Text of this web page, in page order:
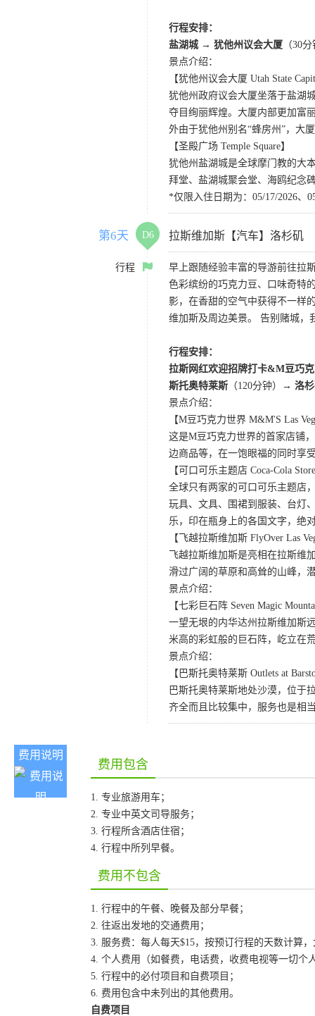
行程安排：
盐湖城 → 犹他州议会大厦 （30
景点介绍：
【犹他州议会大厦 Utah State
犹他州政府议会大厦坐落于盐湖
夺目绚丽辉煌。大厦内部更加富
外由于犹他州别名“蜂房州”，大
【圣殿广场 Temple Square】
犹他州盐湖城是全球摩门教的大
拜堂、盐湖城聚会堂、海鸥纪念
*仅限入住日期为：05/17/2026、
第6天 D6 拉斯维加斯【汽车】洛杉矶
行程
早上跟随经验丰富的导游前往拉
色彩缤纷的巧克力豆、口味奇特
影，在香甜的空气中获得不一样
维加斯及周边美景。 告别赌城
行程安排：
拉斯网红欢迎招牌打卡&M豆巧
斯托奥特莱斯 （120分钟）
→ 洛
景点介绍：
【M豆巧克力世界 M&M'S Las
这是M豆巧克力世界的首家店铺
边商品等，在一饱眼福的同时享
【可口可乐主题店 Coca-Cola
全球只有两家的可口可乐主题店
玩具、文具、围裙到服装、台灯
乐，印在瓶身上的各国文字，绝
【飞越拉斯维加斯 FlyOver Las
飞越拉斯维加斯是亮相在拉斯
滑过广阔的草原和高耸的山峰，
景点介绍：
【七彩巨石阵 Seven Magic
一望无垠的内华达州拉斯维加斯
米高的彩虹般的巨石阵，屹立在
景点介绍：
【巴斯托奥特莱斯 Outlets at
巴斯托奥特莱斯地处沙漠，位于
齐全而且比较集中，服务也是相
费用说明
费用包含
1. 专业旅游用车；
2. 专业中英文司导服务；
3. 行程所含酒店住宿；
4. 行程中所列早餐。
费用不包含
1. 行程中的午餐、晚餐及部分早餐；
2. 往返出发地的交通费用；
3. 服务费：每人每天$15，按预订行程的天数计算
4. 个人费用（如餐费，电话费，收费电视等一切个
5. 行程中的必付项目和自费项目；
6. 费用包含中未列出的其他费用。
自费项目